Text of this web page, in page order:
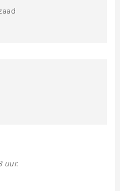
uur.